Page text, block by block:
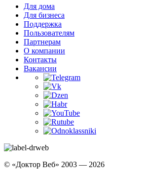
Для дома
Для бизнеса
Поддержка
Пользователям
Партнерам
О компании
Контакты
Вакансии
© «Доктор Веб» 2003 — 2026